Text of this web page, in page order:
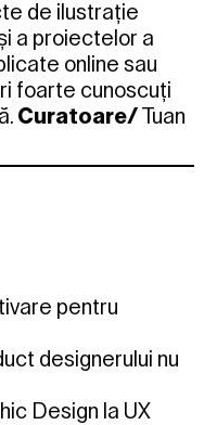
de ilustrație
a proiectelor a
online sau
foarte cunoscuți
Curatoare/Tuan
pentru
designerului nu
Design la UX